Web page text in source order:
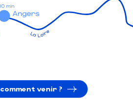
comment venir ?